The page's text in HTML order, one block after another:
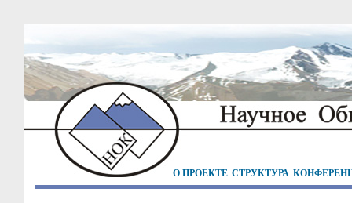
О ПРОЕКТЕ СТРУКТУРА